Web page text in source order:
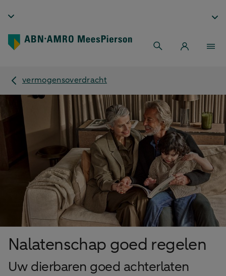
vermogensoverdracht
Nalatenschap goed regelen
Uw dierbaren goed achterlaten